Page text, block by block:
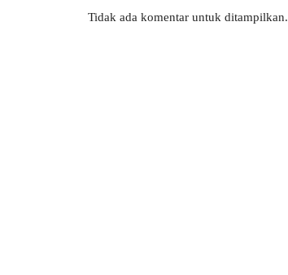
Tidak ada komentar untuk ditampilkan.